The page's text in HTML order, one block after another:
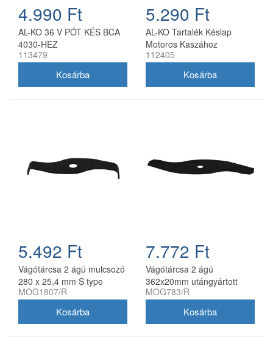
4.990 Ft
AL-KO 36 V PÓT KÉS BCA
4030-HEZ
113479
5.290 Ft
AL-KO Tartalék Késlap
Motoros Kaszához
112405
5.492 Ft
Vágótárcsa 2 ágú mulcsozó
280 x 25,4 mm S type
utángyártott
MOG1807/R
7.772 Ft
Vágótárcsa 2 ágú
362x20mm utángyártott
MOG783/R